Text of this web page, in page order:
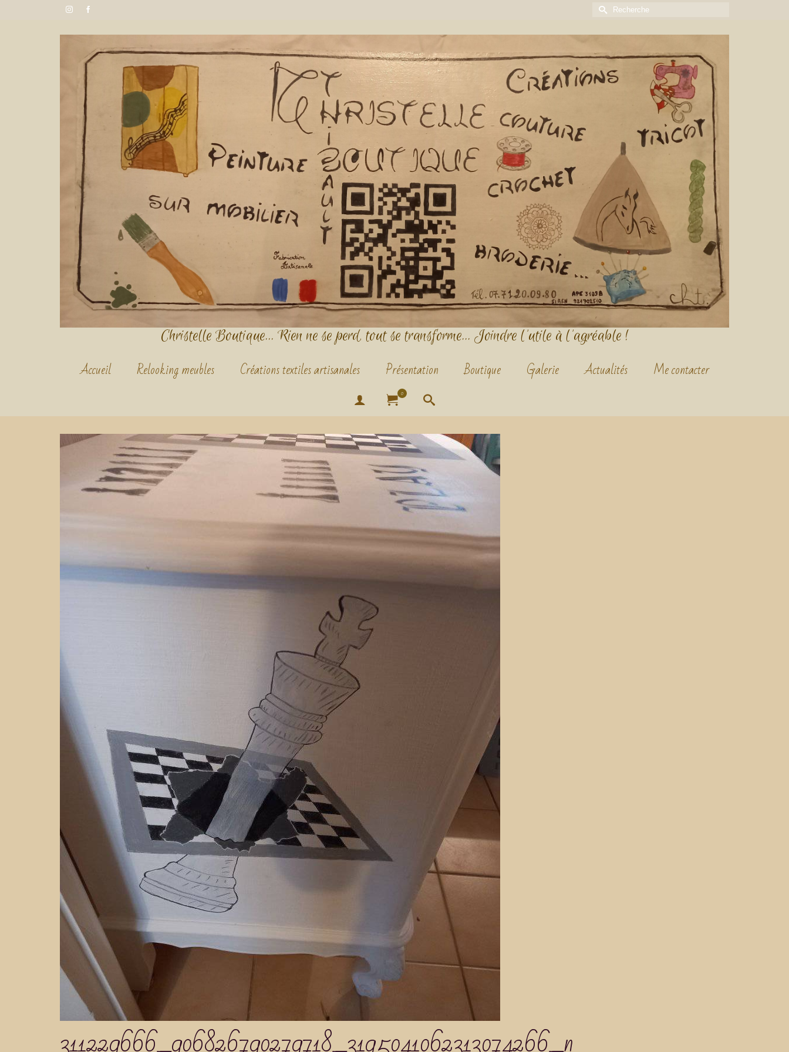
Rechercher :
Christelle Boutique... Rien ne se perd, tout se transforme... Joindre l'utile à l'agréable !
Accueil Relooking meubles Créations textiles artisanales Présentation Boutique Galerie Actualités Me contacter
0